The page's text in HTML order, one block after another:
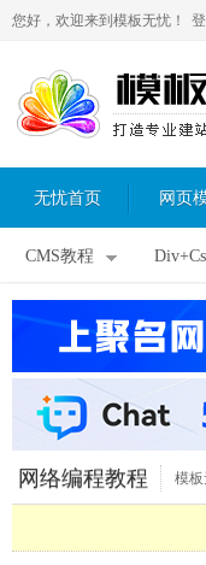
您好，欢迎来到模板无忧！
无忧首页 网页
CMS教程
网络编程教程 模